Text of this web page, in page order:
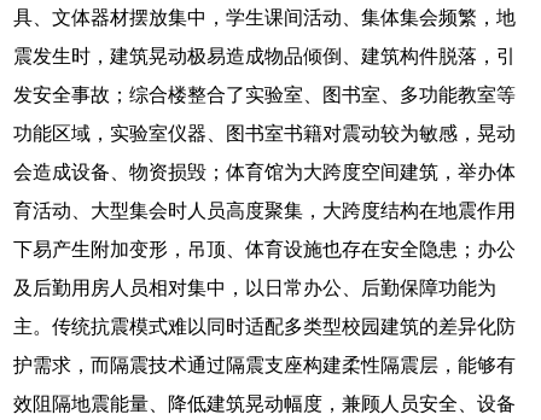
具、文体器材摆放集中，学生课间活动、集体集会频繁，地
震发生时，建筑晃动极易造成物品倾倒、建筑构件脱落，引
发安全事故；综合楼整合了实验室、图书室、多功能教室等
功能区域，实验室仪器、图书室书籍对震动较为敏感，晃动
会造成设备、物资损毁；体育馆为大跨度空间建筑，举办体
育活动、大型集会时人员高度聚集，大跨度结构在地震作用
下易产生附加变形，吊顶、体育设施也存在安全隐患；办公
及后勤用房人员相对集中，以日常办公、后勤保障功能为
主。传统抗震模式难以同时适配多类型校园建筑的差异化防
护需求，而隔震技术通过隔震支座构建柔性隔震层，能够有
效阻隔地震能量、降低建筑晃动幅度，兼顾人员安全、设备